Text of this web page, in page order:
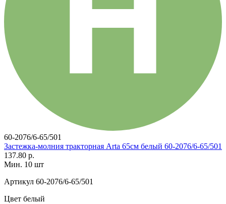
60-2076/6-65/501
Застежка-молния тракторная Arta 65см белый 60-2076/6-65/501
137.80 р.
Мин. 10 шт
Артикул 60-2076/6-65/501
Цвет белый